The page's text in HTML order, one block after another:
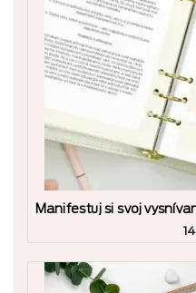
Manifestuj si svoj